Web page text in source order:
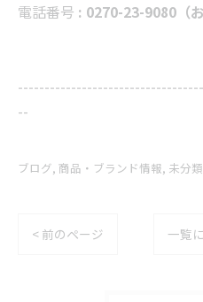
電話番号 : 0270-23-9080（
--
ブログ 商品・ブランド情報 未分類
< 前のページ 一覧